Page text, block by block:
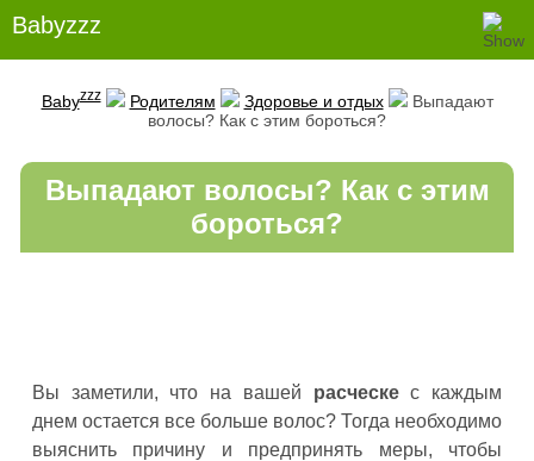
Babyzzz
Babyzzz Родителям Здоровье и отдых
Выпадают
волосы? Как с этим бороться?
Выпадают волосы? Как с этим
бороться?
Вы заметили, что на вашей расческес каждым
днем остается все больше волос? Тогда необходимо
выяснить причину и предпринять меры, чтобы